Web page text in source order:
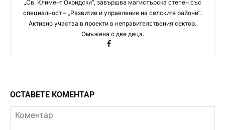
„Св. Климент Охридски”, завършва магистърска степен със
специалност – „Развитие и управление на селските райони”.
Активно участва в проекти в неправителствения сектор.
Омъжена с две деца.
ОСТАВЕТЕ КОМЕНТАР